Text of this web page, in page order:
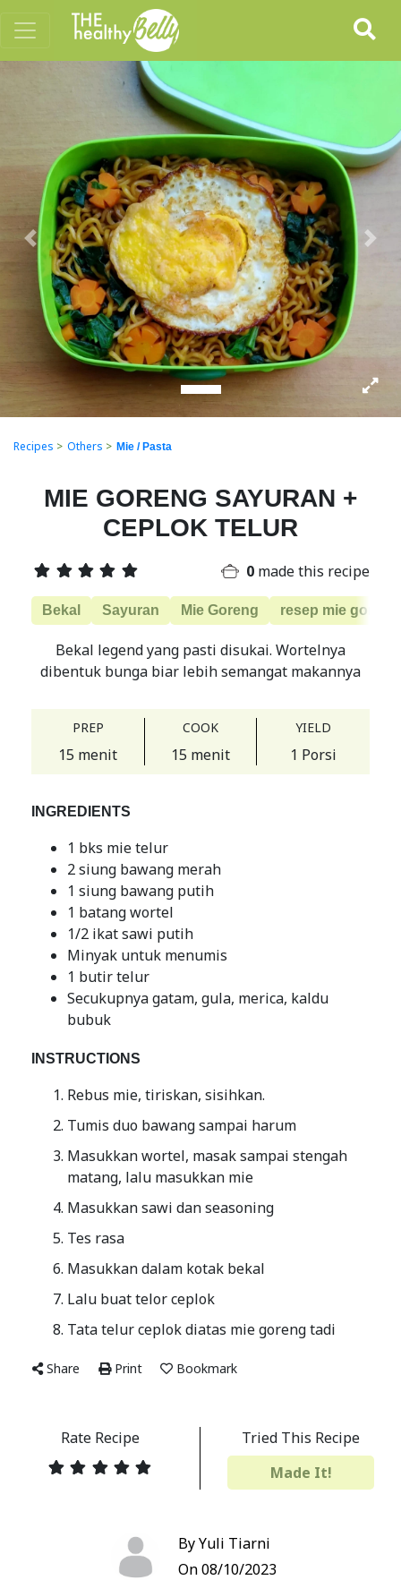
Previous Next
Recipes > Others > Mie / Pasta
MIE GORENG SAYURAN +
CEPLOK TELUR
0 made this recipe
Bekal Sayuran Mie Goreng resep mie goreng
Bekal legend yang pasti disukai. Wortelnya
dibentuk bunga biar lebih semangat makannya
PREP
15 menit
COOK
15 menit
YIELD
1 Porsi
INGREDIENTS
1 bks mie telur
2 siung bawang merah
1 siung bawang putih
1 batang wortel
1/2 ikat sawi putih
Minyak untuk menumis
1 butir telur
Secukupnya gatam, gula, merica, kaldu
bubuk
INSTRUCTIONS
Rebus mie, tiriskan, sisihkan.
Tumis duo bawang sampai harum
Masukkan wortel, masak sampai stengah
matang, lalu masukkan mie
Masukkan sawi dan seasoning
Tes rasa
Masukkan dalam kotak bekal
Lalu buat telor ceplok
Tata telur ceplok diatas mie goreng tadi
Share Print Bookmark
Rate Recipe
Tried This Recipe
Made It!
By Yuli Tiarni
On 08/10/2023